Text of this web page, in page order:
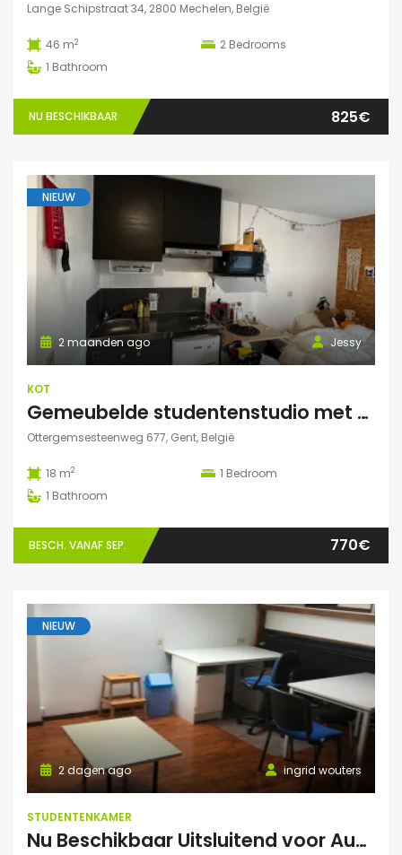
Lange Schipstraat 34, 2800 Mechelen, België
46 m2 2 Bedrooms
1 Bathroom
NU BESCHIKBAAR 825€
NIEUW
Jessy
2 maanden ago
KOT
Gemeubelde studentenstudio met privéparking op toplocatie nabij UZ Gent en UGent
Ottergemsesteenweg 677, Gent, België
18 m2 1 Bedroom
1 Bathroom
BESCH. VANAF SEP. 770€
NIEUW
ingrid wouters
2 dagen ago
STUDENTENKAMER
Nu Beschikbaar Uitsluitend voor Augustus 2026 in Leuven Studio